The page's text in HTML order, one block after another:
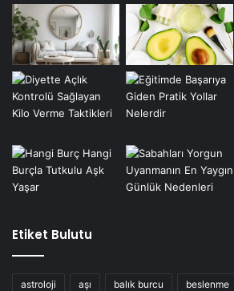
Etiket Bulutu
astroloji aşı balık burcu beslenme